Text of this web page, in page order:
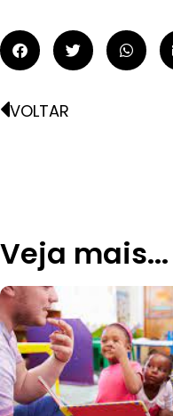
VOLTAR
Veja mais...